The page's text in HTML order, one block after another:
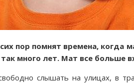
пор помнят времена, когда
много лет. Мат все больше
слышать на улицах, в